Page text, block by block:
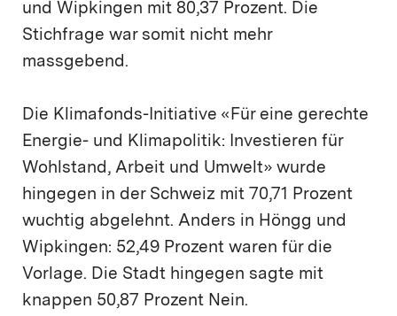
und Wipkingen mit 80,37 Prozent. Die
Stichfrage war somit nicht mehr
massgebend.
Die Klimafonds-Initiative «Für eine gerechte
Energie- und Klimapolitik: Investieren für
Wohlstand, Arbeit und Umwelt» wurde
hingegen in der Schweiz mit 70,71 Prozent
wuchtig abgelehnt. Anders in Höngg und
Wipkingen: 52,49 Prozent waren für die
Vorlage. Die Stadt hingegen sagte mit
knappen 50,87 Prozent Nein.